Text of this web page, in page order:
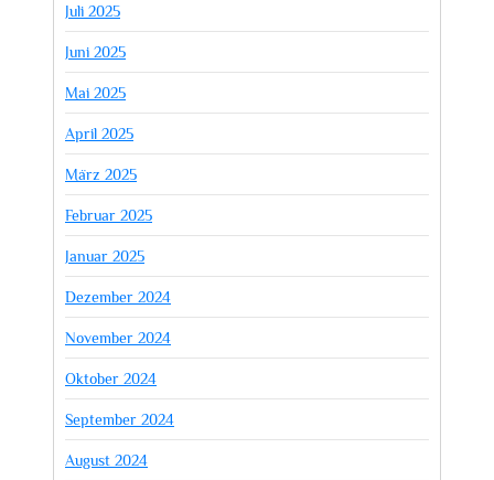
Juli 2025
Juni 2025
Mai 2025
April 2025
März 2025
Februar 2025
Januar 2025
Dezember 2024
November 2024
Oktober 2024
September 2024
August 2024